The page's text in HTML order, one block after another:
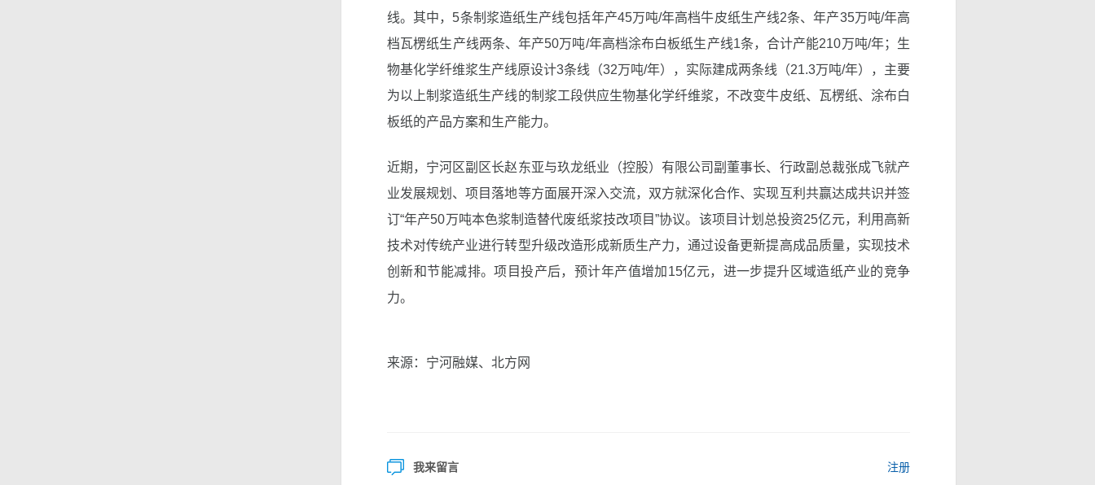
线。其中，5条制浆造纸生产线包括年产45万吨/年高档牛皮纸生产线2条、年产35万吨/年高
档瓦楞纸生产线两条、年产50万吨/年高档涂布白板纸生产线1条，合计产能210万吨/年；生
物基化学纤维浆生产线原设计3条线（32万吨/年），实际建成两条线（21.3万吨/年），主要
为以上制浆造纸生产线的制浆工段供应生物基化学纤维浆，不改变牛皮纸、瓦楞纸、涂布白
板纸的产品方案和生产能力。
近期，宁河区副区长赵东亚与玖龙纸业（控股）有限公司副董事长、行政副总裁张成飞就产
业发展规划、项目落地等方面展开深入交流，双方就深化合作、实现互利共赢达成共识并签
订“年产50万吨本色浆制造替代废纸浆技改项目”协议。该项目计划总投资25亿元，利用高新
技术对传统产业进行转型升级改造形成新质生产力，通过设备更新提高成品质量，实现技术
创新和节能减排。项目投产后，预计年产值增加15亿元，进一步提升区域造纸产业的竞争
力。
来源：宁河融媒、北方网
我来留言 注册